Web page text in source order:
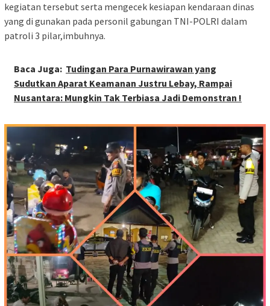
kegiatan tersebut serta mengecek kesiapan kendaraan dinas
yang di gunakan pada personil gabungan TNI-POLRI dalam
patroli 3 pilar,imbuhnya.
Baca Juga: Tudingan Para Purnawirawan yang
Sudutkan Aparat Keamanan Justru Lebay, Rampai
Nusantara: Mungkin Tak Terbiasa Jadi Demonstran !